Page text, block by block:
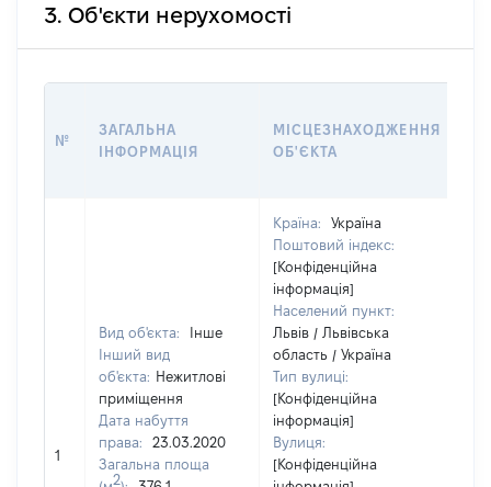
3. Об'єкти нерухомості
№
ЗАГАЛЬНА
ІНФОРМАЦІЯ
МІСЦЕЗНАХОДЖЕННЯ
ОБ'ЄКТА
1
Вид об'єкта:
Інше
Інший вид
об'єкта: Нежитлові
приміщення
Дата набуття
права:
23.03.2020
Загальна площа
2
Країна:
Україна
Поштовий індекс:
[Конфіденційна
інформація]
Населений пункт:
Львів / Львівська
область / Україна
Тип вулиці:
[Конфіденційна
інформація]
Вулиця:
[Конфіденційна